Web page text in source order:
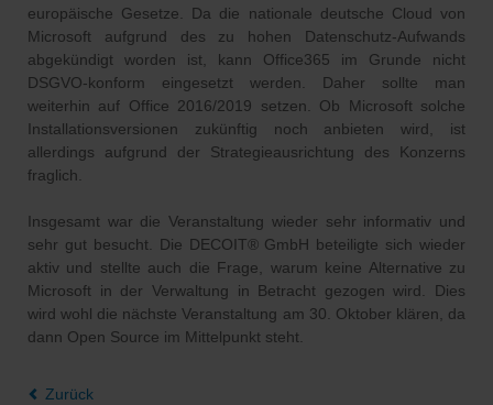
europäische Gesetze. Da die nationale deutsche Cloud von
Microsoft aufgrund des zu hohen Datenschutz-Aufwands
abgekündigt worden ist, kann Office365 im Grunde nicht
DSGVO-konform eingesetzt werden. Daher sollte man
weiterhin auf Office 2016/2019 setzen. Ob Microsoft solche
Installationsversionen zukünftig noch anbieten wird, ist
allerdings aufgrund der Strategieausrichtung des Konzerns
fraglich.
Insgesamt war die Veranstaltung wieder sehr informativ und
sehr gut besucht. Die DECOIT® GmbH beteiligte sich wieder
aktiv und stellte auch die Frage, warum keine Alternative zu
Microsoft in der Verwaltung in Betracht gezogen wird. Dies
wird wohl die nächste Veranstaltung am 30. Oktober klären, da
dann Open Source im Mittelpunkt steht.
Zurück